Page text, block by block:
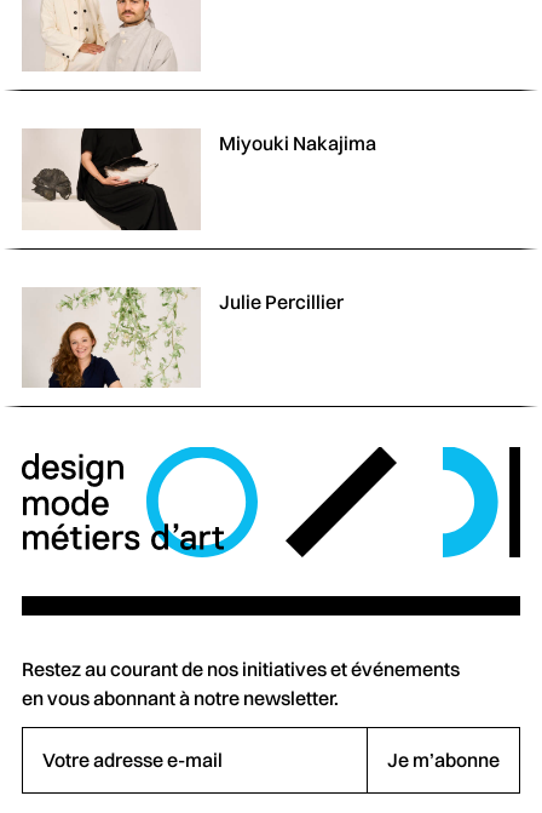
Miyouki Nakajima
Julie Percillier
Restez au courant de nos initiatives et événements
en vous abonnant à notre newsletter.
Je m’abonne